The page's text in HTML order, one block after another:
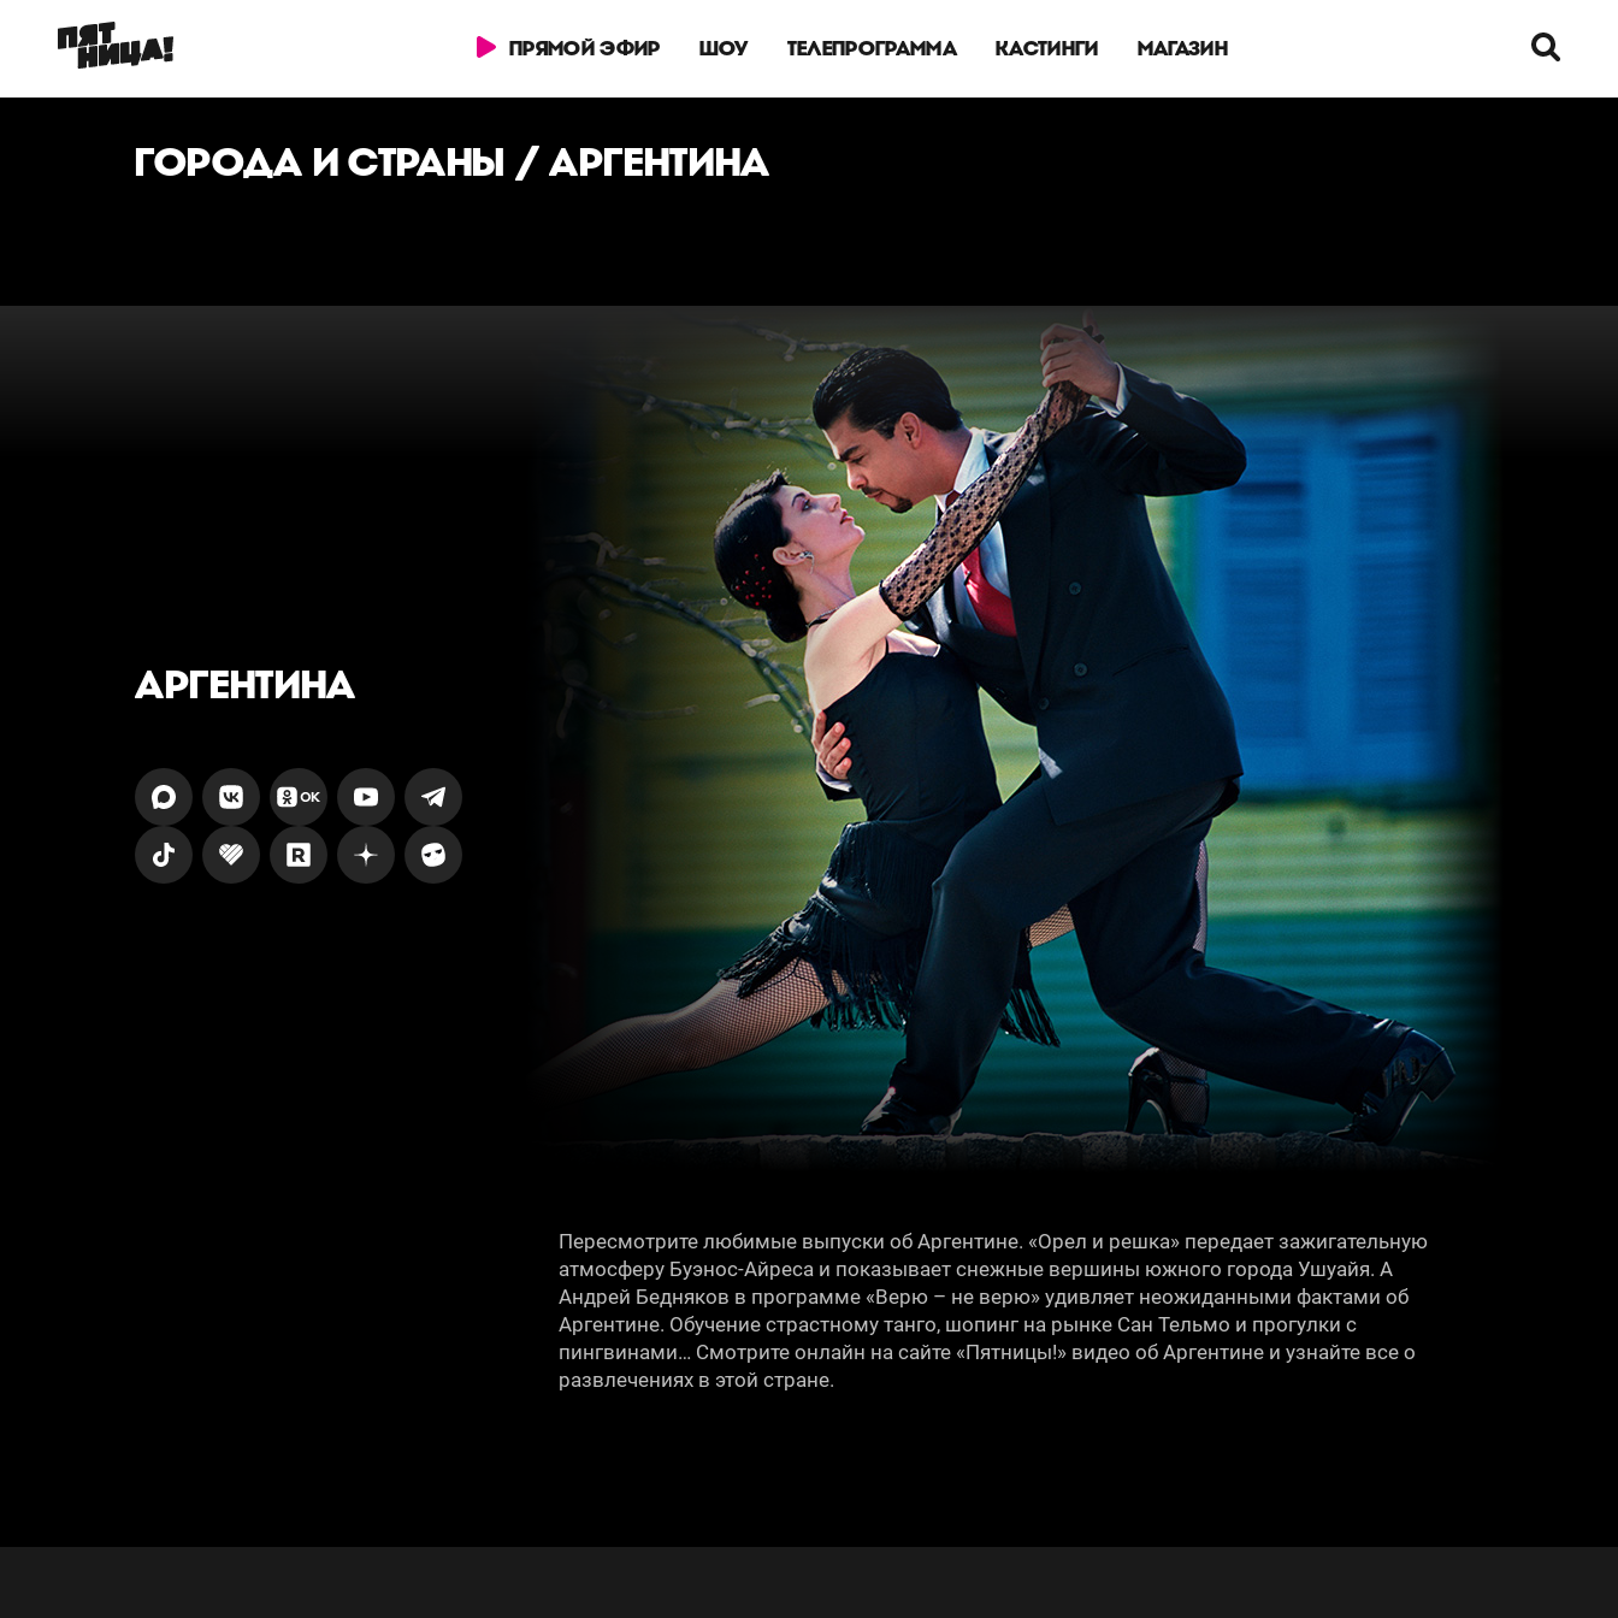
ПРЯМОЙ ЭФИР ШОУ ТЕЛЕПРОГРАММА КАСТИНГИ МАГАЗИН
ГОРОДА И СТРАНЫ / АРГЕНТИНА
АРГЕНТИНА
Пересмотрите любимые выпуски об Аргентине. «Орел и решка» передает зажигательную
атмосферу Буэнос-Айреса и показывает снежные вершины южного города Ушуайя. А
Андрей Бедняков в программе «Верю – не верю» удивляет неожиданными фактами об
Аргентине. Обучение страстному танго, шопинг на рынке Сан Тельмо и прогулки с
пингвинами… Смотрите онлайн на сайте «Пятницы!» видео об Аргентине и узнайте все о
развлечениях в этой стране.